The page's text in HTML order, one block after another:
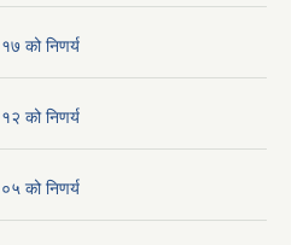
को निणर्य
को निणर्य
को निणर्य